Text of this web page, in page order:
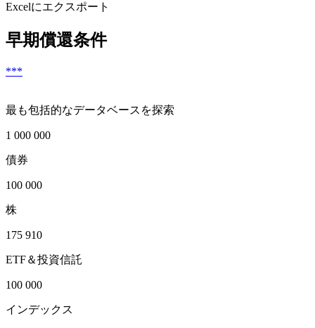
Excelにエクスポート
早期償還条件
***
最も包括的なデータベースを探索
1 000 000
債券
100 000
株
175 910
ETF＆投資信託
100 000
インデックス